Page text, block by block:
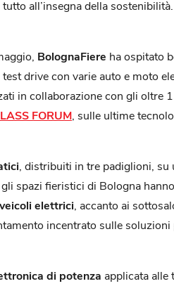
tutto all’insegna della
BolognaFiere ha ospitato
test drive con varie auto e moto
in collaborazione con gli oltre
FORUM , sulle ultime
, distribuiti in tre padiglioni,
spazi fieristici di Bologna
elettrici , accanto ai
incentrato sulle
di potenza applicata alle